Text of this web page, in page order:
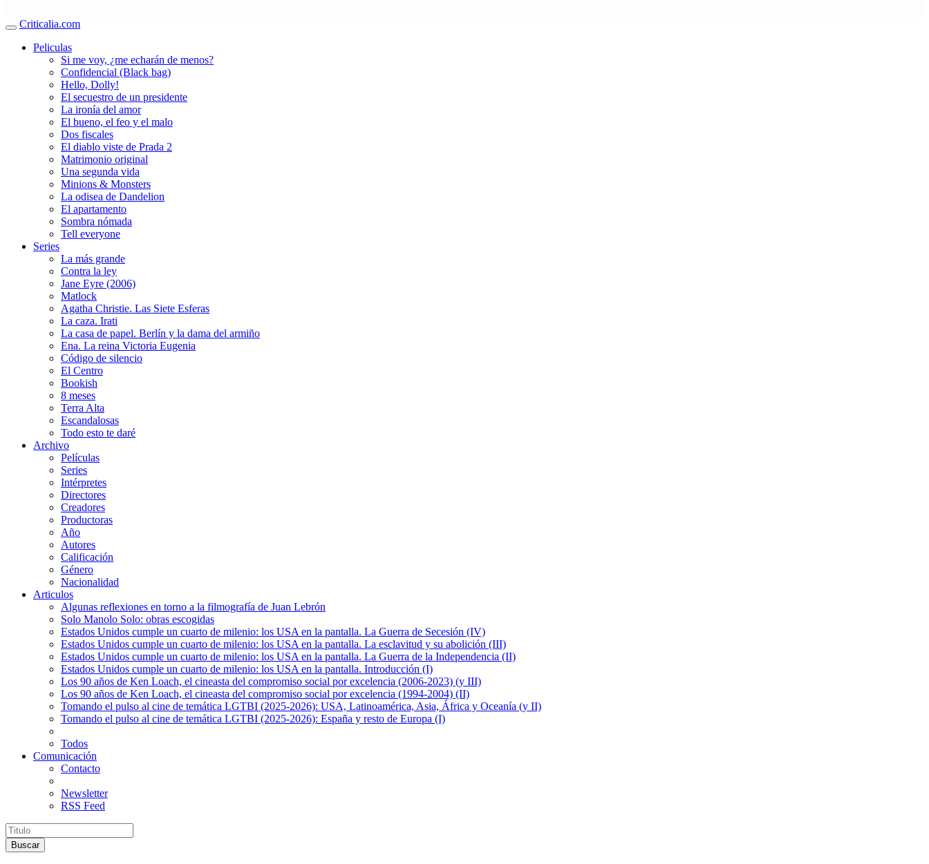
Criticalia.com
Peliculas
Si me voy, ¿me echarán de menos?
Confidencial (Black bag)
Hello, Dolly!
El secuestro de un presidente
La ironía del amor
El bueno, el feo y el malo
Dos fiscales
El diablo viste de Prada 2
Matrimonio original
Una segunda vida
Minions & Monsters
La odisea de Dandelion
El apartamento
Sombra nómada
Tell everyone
Series
La más grande
Contra la ley
Jane Eyre (2006)
Matlock
Agatha Christie. Las Siete Esferas
La caza. Irati
La casa de papel. Berlín y la dama del armiño
Ena. La reina Victoria Eugenia
Código de silencio
El Centro
Bookish
8 meses
Terra Alta
Escandalosas
Todo esto te daré
Archivo
Películas
Series
Intérpretes
Directores
Creadores
Productoras
Año
Autores
Calificación
Género
Nacionalidad
Articulos
Algunas reflexiones en torno a la filmografía de Juan Lebrón
Solo Manolo Solo: obras escogidas
Estados Unidos cumple un cuarto de milenio: los USA en la pantalla. La Guerra de Secesión (IV)
Estados Unidos cumple un cuarto de milenio: los USA en la pantalla. La esclavitud y su abolición (III)
Estados Unidos cumple un cuarto de milenio: los USA en la pantalla. La Guerra de la Independencia (II)
Estados Unidos cumple un cuarto de milenio: los USA en la pantalla. Introducción (I)
Los 90 años de Ken Loach, el cineasta del compromiso social por excelencia (2006-2023) (y III)
Los 90 años de Ken Loach, el cineasta del compromiso social por excelencia (1994-2004) (II)
Tomando el pulso al cine de temática LGTBI (2025-2026): USA, Latinoamérica, Asia, África y Oceanía (y II)
Tomando el pulso al cine de temática LGTBI (2025-2026): España y resto de Europa (I)
Todos
Comunicación
Contacto
Newsletter
RSS Feed
Buscar